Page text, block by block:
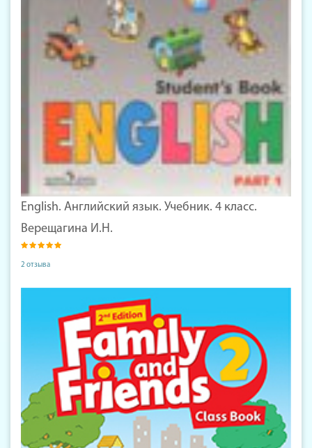
English. Английский язык. Учебник. 4 класс.
Верещагина И.Н.
2 отзыва